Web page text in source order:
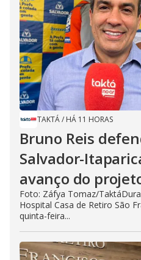
TAKTÁ/ HÁ 11 HORAS
Bruno Reis
Salvador-
avanço do
Foto: Záfya Tomaz/
Hospital Casa de Retiro São
quinta-feira...